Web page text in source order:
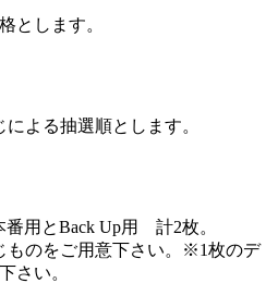
とします。
よる抽選順とします。
用とBack Up用 計2枚。
ものをご用意下さい。※1枚のデ
さい。